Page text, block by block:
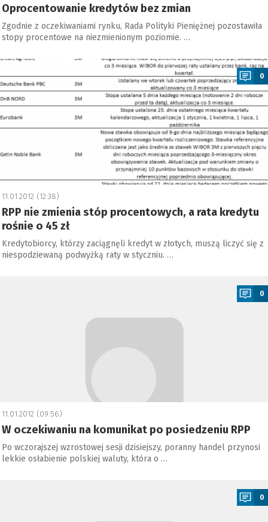
Oprocentowanie kredytów bez zmian
Zgodnie z oczekiwaniami rynku, Rada Polityki Pieniężnej pozostawiła
stopy procentowe na niezmienionym poziomie. …
0
11.01.2012 (12:38)
RPP nie zmienia stóp procentowych, a rata kredytu
rośnie o 45 zł
Kredytobiorcy, którzy zaciągnęli kredyt w złotych, muszą liczyć się z
niespodziewaną podwyżką raty w styczniu. …
0
11.01.2012 (09:56)
W oczekiwaniu na komunikat po posiedzeniu RPP
Po wczorajszej wzrostowej sesji dzisiejszy, poranny handel przynosi
lekkie osłabienie polskiej waluty, która o …
0